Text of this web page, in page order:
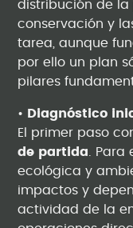
distribución de
conservación y
tarea, aunque
por ello un plan
pilares
•
Diagnóstico
El primer paso
de partida .
ecológica y
impactos y
actividad de la